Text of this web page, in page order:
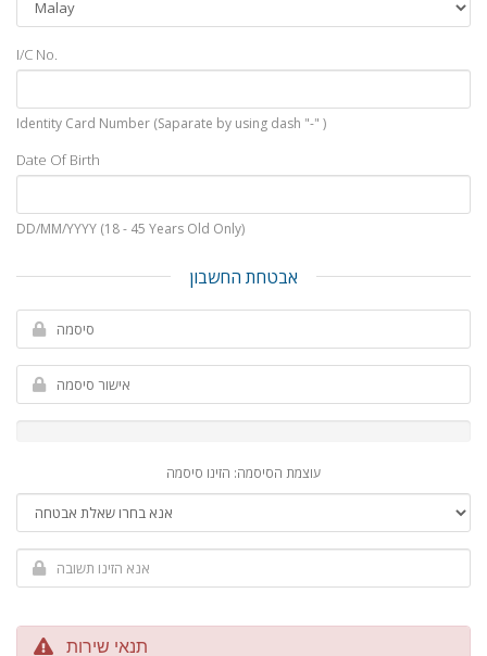
I/C No.
Identity Card Number (Saparate by using dash "-" )
Date Of Birth
DD/MM/YYYY (18 - 45 Years Old Only)
אבטחת החשבון
עוצמת הסיסמה: הזינו סיסמה
תנאי שירות